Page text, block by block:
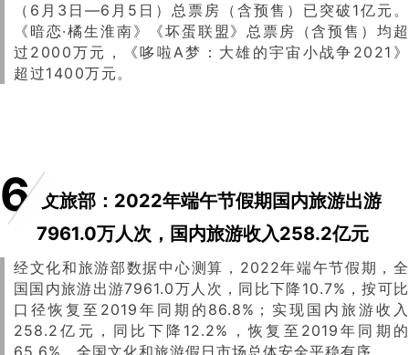
（6月3日—6月5日）总票房（含预售）已突破1亿元。
《暗恋·橘生淮南》《坏蛋联盟》总票房（含预售）均超
过2000万元，《哆啦A梦：大雄的宇宙小战争2021》
超过1400万元。
6 文旅部：2022年端午节假期国内旅游出游
7961.0万人次，国内旅游收入258.2亿元
经文化和旅游部数据中心测算，2022年端午节假期，全
国国内旅游出游7961.0万人次，同比下降10.7%，按可比
口径恢复至2019年同期的86.8%；实现国内旅游收入
258.2亿元，同比下降12.2%，恢复至2019年同期的
65.6%。全国文化和旅游假日市场总体安全平稳有序。